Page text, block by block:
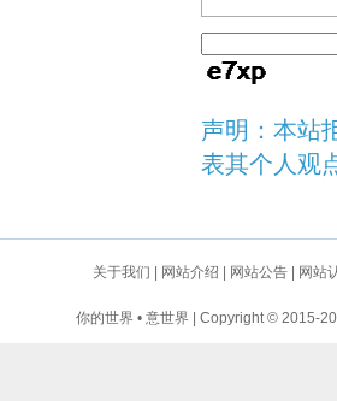
声明：本站
表其个人观
关于我们 网站介绍 网站公告 网站
你的世界 • 意世界 | Copyright © 2015-